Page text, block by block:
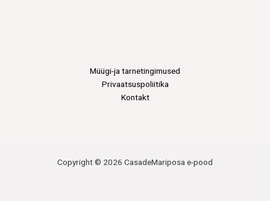
Müügi-ja tarnetingimused
Privaatsuspoliitika
Kontakt
Copyright © 2026 CasadeMariposa e-pood